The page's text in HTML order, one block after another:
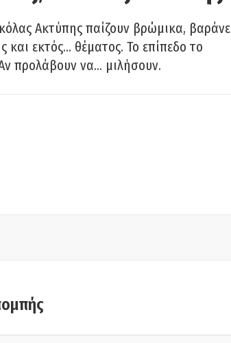
Ακτύπης παίζουν βρώμικα, βαράνε
εκτός… θέματος. Το επίπεδο το
προλάβουν να… μιλήσουν.